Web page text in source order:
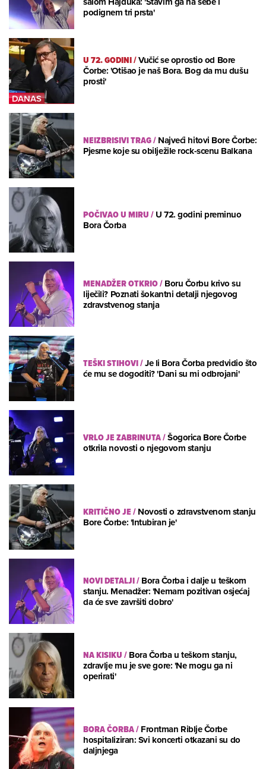
podignem tri prsta'
U 72. GODINI/Vučić se oprostio od Bore
Čorbe: 'Otišao je naš Bora. Bog da mu dušu
prosti'
NEIZBRISIVI TRAG/Najveći hitovi Bore Čorbe:
Pjesme koje su obilježile rock-scenu Balkana
POČIVAO U MIRU/U 72. godini preminuo
Bora Čorba
MENADŽER OTKRIO/Boru Čorbu krivo su
liječili? Poznati šokantni detalji njegovog
zdravstvenog stanja
TEŠKI STIHOVI/Je li Bora Čorba predvidio što
će mu se dogoditi? 'Dani su mi odbrojani'
VRLO JE ZABRINUTA/Šogorica Bore Čorbe
otkrila novosti o njegovom stanju
KRITIČNO JE/Novosti o zdravstvenom stanju
Bore Čorbe: 'Intubiran je'
NOVI DETALJI/Bora Čorba i dalje u teškom
stanju. Menadžer: 'Nemam pozitivan osjećaj
da će sve završiti dobro'
NA KISIKU/Bora Čorba u teškom stanju,
zdravlje mu je sve gore: 'Ne mogu ga ni
operirati'
BORA ČORBA/Frontman Riblje Čorbe
hospitaliziran: Svi koncerti otkazani su do
daljnjega